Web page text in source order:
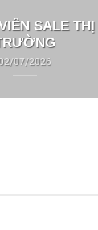
SALE THỊ
02/07/2026